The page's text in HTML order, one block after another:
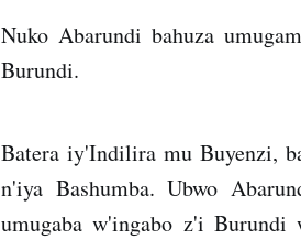
Nuko Abarundi bahuza
Burundi.
Batera iy'Indilira mu Buyenzi,
n'iya Bashumba. Ubwo
umugaba w'ingabo z'i Burundi